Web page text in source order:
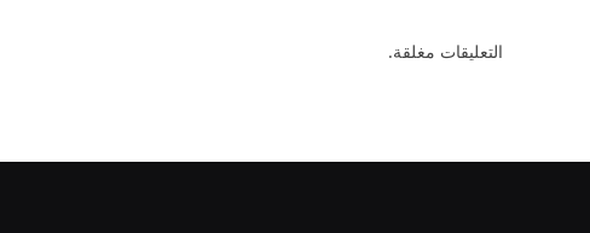
التعليقات مغلقة.